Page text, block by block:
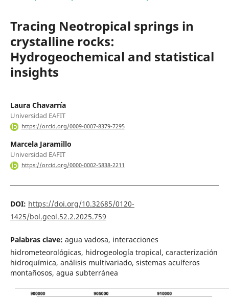
Tracing Neotropical springs in
crystalline rocks:
Hydrogeochemical and statistical
insights
Laura Chavarría
Universidad EAFIT
https://orcid.org/0009-0007-8379-7295
Marcela Jaramillo
Universidad EAFIT
https://orcid.org/0000-0002-5838-2211
DOI: https://doi.org/10.32685/0120-
1425/bol.geol.52.2.2025.759
Palabras clave: agua vadosa, interacciones
hidrometeorológicas, hidrogeología tropical, caracterización
hidroquímica, análisis multivariado, sistemas acuíferos
montañosos, agua subterránea